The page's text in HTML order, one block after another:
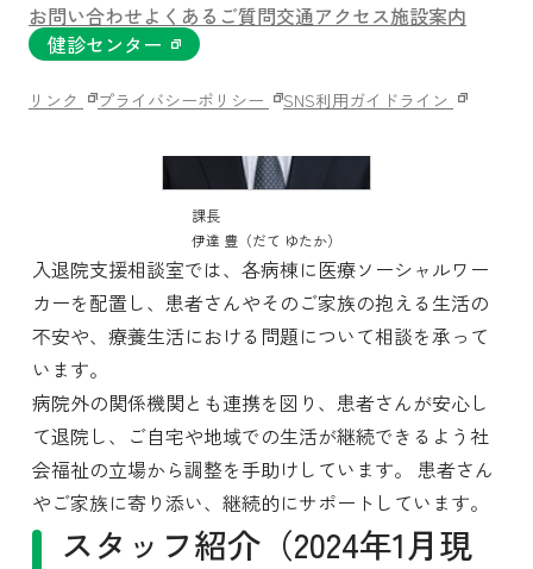
お問い合わせよくあるご質問交通アクセス施設案内
健診センター
リンク プライバシーポリシー SNS利用ガイドライン
課長
伊達 豊（だて ゆたか）
入退院支援相談室では、各病棟に医療ソーシャルワー
カーを配置し、患者さんやそのご家族の抱える生活の
不安や、療養生活における問題について相談を承って
います。
病院外の関係機関とも連携を図り、患者さんが安心し
て退院し、ご自宅や地域での生活が継続できるよう社
会福祉の立場から調整を手助けしています。 患者さん
やご家族に寄り添い、継続的にサポートしています。
スタッフ紹介（2024年1月現